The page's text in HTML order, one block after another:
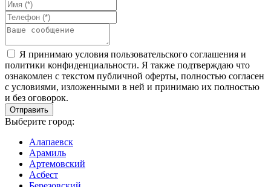
Я принимаю условия пользовательского соглашения и
политики конфиденциальности. Я также подтверждаю что
ознакомлен с текстом публичной оферты, полностью согласен
с условиями, изложенными в ней и принимаю их полностью
и без оговорок.
Выберите город:
Алапаевск
Арамиль
Артемовский
Асбест